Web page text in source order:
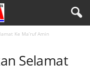
Ke Ma’ruf Amin
Selamat